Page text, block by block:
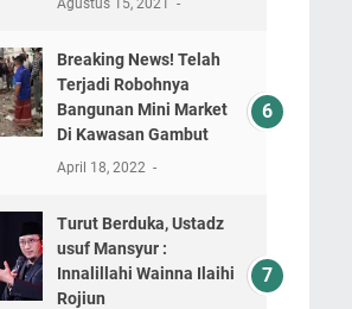
Agustus 15, 2021
Breaking News! Telah
Terjadi Robohnya
Bangunan Mini Market
Di Kawasan Gambut
April 18, 2022
Turut Berduka, Ustadz
usuf Mansyur :
Innalillahi Wainna Ilaihi
Rojiun